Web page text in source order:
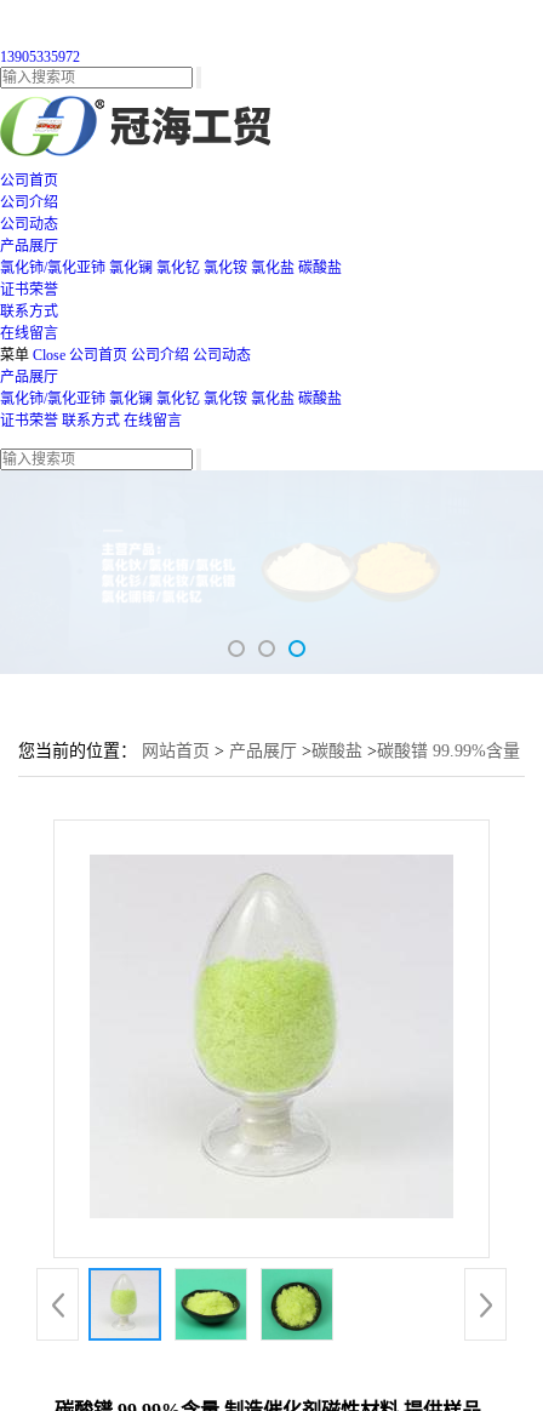
13905335972
公司首页
公司介绍
公司动态
产品展厅
氯化铈/氯化亚铈 氯化镧 氯化钇 氯化铵 氯化盐 碳酸盐
证书荣誉
联系方式
在线留言
菜单 Close 公司首页 公司介绍 公司动态
产品展厅
氯化铈/氯化亚铈 氯化镧 氯化钇 氯化铵 氯化盐 碳酸盐
证书荣誉 联系方式 在线留言
您当前的位置： 网站首页 > 产品展厅 >碳酸盐 >碳酸镨 99.99%含量